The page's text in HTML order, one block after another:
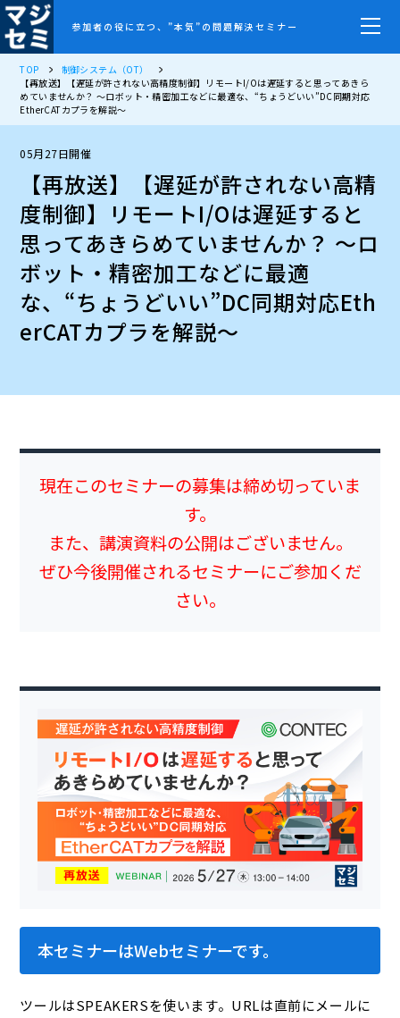
参加者の役に立つ、”本気”の問題解決セミナー
TOP
制御システム（OT）
【再放送】【遅延が許されない高精度制御】リモートI/Oは遅延すると思ってあきら
めていませんか？ ～ロボット・精密加工などに最適な、“ちょうどいい”DC同期対応
EtherCATカプラを解説～
05月27日開催
【再放送】【遅延が許されない高精
度制御】リモートI/Oは遅延すると
思ってあきらめていませんか？ ～ロ
ボット・精密加工などに最適
な、“ちょうどいい”DC同期対応Eth
erCATカプラを解説～
現在このセミナーの募集は締め切っていま
す。
また、講演資料の公開はございません。
ぜひ今後開催されるセミナーにご参加くだ
さい。
本セミナーはWebセミナーです。
ツールはSPEAKERSを使います。URLは直前にメールに